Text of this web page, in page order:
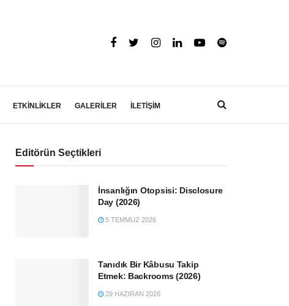
ETKİNLİKLER GALERİLER İLETİŞİM
Editörün Seçtikleri
İnsanlığın Otopsisi: Disclosure
Day (2026)
5 TEMMUZ 2026
Tanıdık Bir Kâbusu Takip
Etmek: Backrooms (2026)
29 HAZIRAN 2026